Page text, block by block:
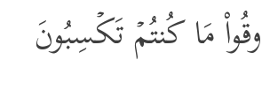
مَا كُنتُمۡ تَكۡسِبُونَ